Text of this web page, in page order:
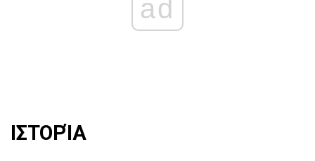
ad
ΙΣΤΟΡΊΑ